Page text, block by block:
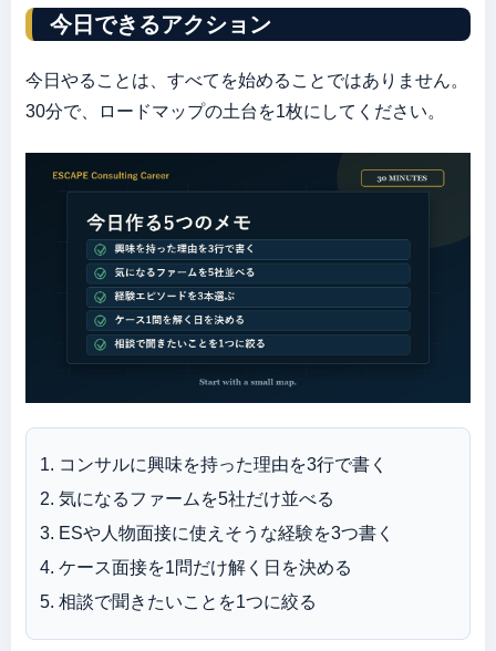
今日できるアクション
今日やることは、すべてを始めることではありません。
30分で、ロードマップの土台を1枚にしてください。
コンサルに興味を持った理由を3行で書く
気になるファームを5社だけ並べる
ESや人物面接に使えそうな経験を3つ書く
ケース面接を1問だけ解く日を決める
相談で聞きたいことを1つに絞る